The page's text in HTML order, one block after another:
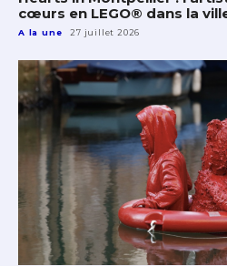
cœurs en LEGO® dans la
A la une 27 juillet 2026